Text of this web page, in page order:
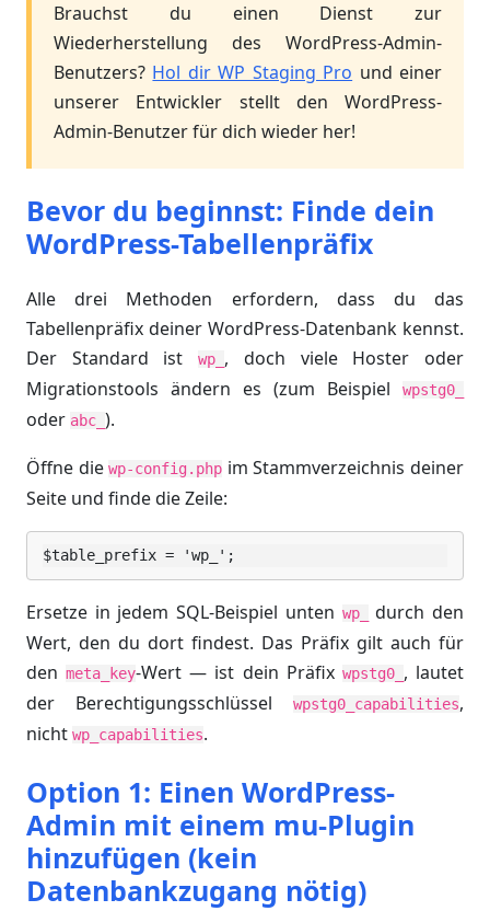
Brauchst du einen Dienst zur
Wiederherstellung des WordPress-Admin-
Benutzers? Hol dir WP Staging Pro und einer
unserer Entwickler stellt den WordPress-
Admin-Benutzer für dich wieder her!
Bevor du beginnst: Finde dein
WordPress-Tabellenpräfix
Alle drei Methoden erfordern, dass du das
Tabellenpräfix deiner WordPress-Datenbank kennst.
Der Standard istwp_ , doch viele Hoster oder
Migrationstools ändern es (zum Beispiel
wpstg0_
oder abc_ ).
Öffne diewp-config.php im Stammverzeichnis deiner
Seite und finde die Zeile:
$table_prefix = 'wp_';
Ersetze in jedem SQL-Beispiel unten wp_
durch den
Wert, den du dort findest. Das Präfix gilt auch für
denmeta_key-Wert — ist dein Präfix wpstg0_ , lautet
der Berechtigungsschlüssel
wpstg0_capabilities,
nicht wp_capabilities.
Option 1: Einen WordPress-
Admin mit einem mu-Plugin
hinzufügen (kein
Datenbankzugang nötig)